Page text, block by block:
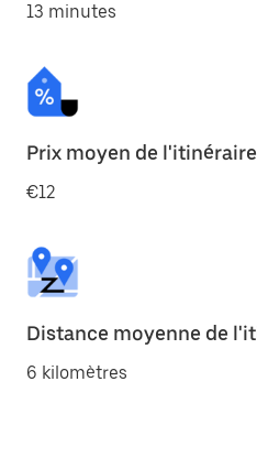
13 minutes
Prix moyen de l'itinéraire
€12
Distance moyenne de
6 kilomètres